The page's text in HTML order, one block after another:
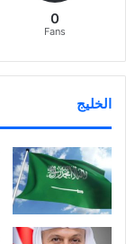
0
Fans
الخليج